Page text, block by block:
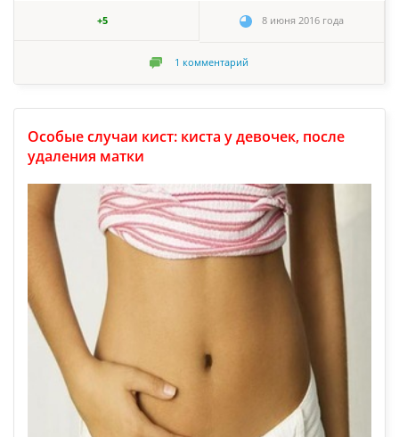
+5 8 июня 2016 года
1 комментарий
Особые случаи кист: киста у девочек, после
удаления матки